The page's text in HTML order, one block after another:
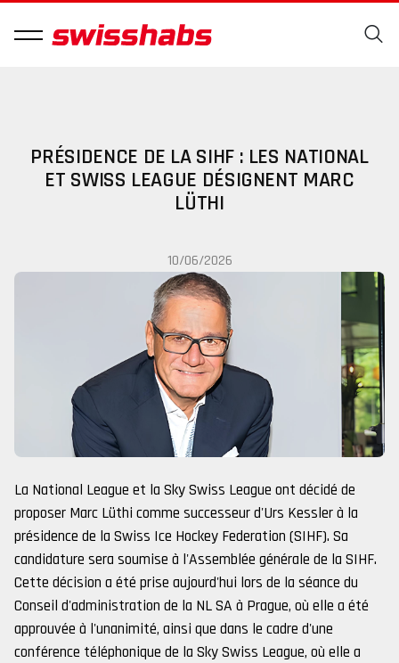
PRÉSIDENCE DE LA SIHF : LES NATIONAL
ET SWISS LEAGUE DÉSIGNENT MARC
LÜTHI
10/06/2026
La National League et la Sky Swiss League ont décidé de
proposer Marc Lüthi comme successeur d'Urs Kessler à la
présidence de la Swiss Ice Hockey Federation (SIHF). Sa
candidature sera soumise à l'Assemblée générale de la SIHF.
Cette décision a été prise aujourd'hui lors de la séance du
Conseil d'administration de la NL SA à Prague, où elle a été
approuvée à l'unanimité, ainsi que dans le cadre d'une
conférence téléphonique de la Sky Swiss League, où elle a